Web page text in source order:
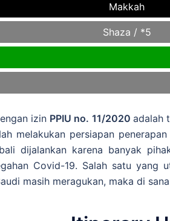
Makkah
Shaza / *5
izin PPIU no. 11/2020 adalah
melakukan persiapan
dijalankan karena banyak
Covid-19. Salah satu
masih meragukan, maka di